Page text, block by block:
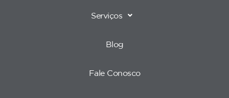
Serviços
Blog
Fale Conosco